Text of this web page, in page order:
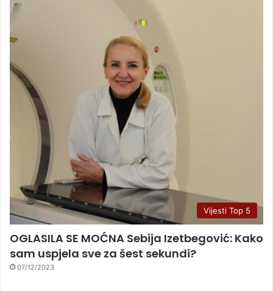
Vijesti Top 5
OGLASILA SE MOĆNA Sebija Izetbegović: Kako
sam uspjela sve za šest sekundi?
07/12/2023